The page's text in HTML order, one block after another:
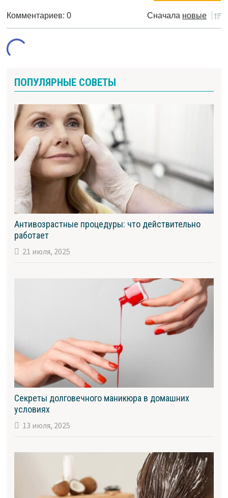
Комментариев: 0 Сначала новые
ПОПУЛЯРНЫЕ СОВЕТЫ
Антивозрастные процедуры: что действительно
работает
21 июля, 2025
Секреты долговечного маникюра в домашних
условиях
13 июля, 2025